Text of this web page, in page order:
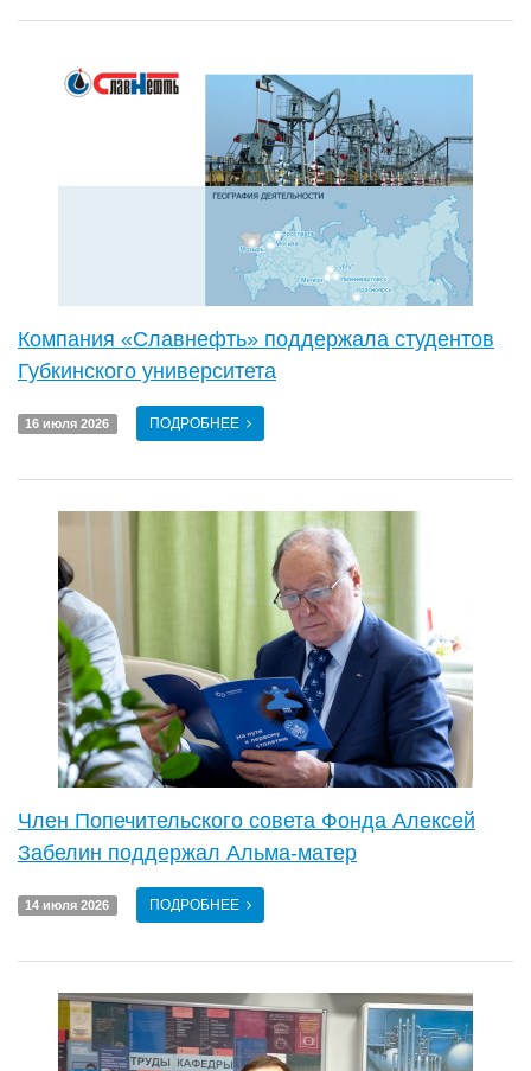
Компания «Славнефть» поддержала студентов
Губкинского университета
16 июля 2026 ПОДРОБНЕЕ
Член Попечительского совета Фонда Алексей
Забелин поддержал Альма-матер
14 июля 2026 ПОДРОБНЕЕ